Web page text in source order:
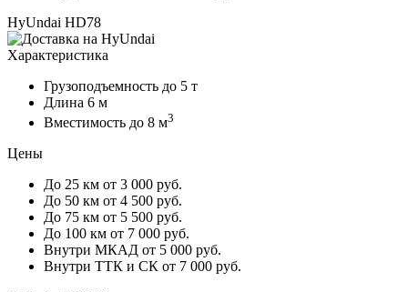
HyUndai HD78
Характеристика
Грузоподъемность до 5 т
Длина 6 м
Вместимость до 8 м3
Цены
До 25 км от 3 000 руб.
До 50 км от 4 500 руб.
До 75 км от 5 500 руб.
До 100 км от 7 000 руб.
Внутри МКАД от 5 000 руб.
Внутри ТТК и СК от 7 000 руб.